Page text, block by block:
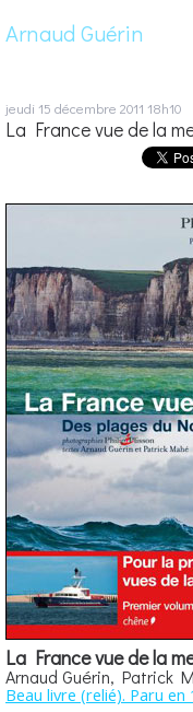
Arnaud Guérin
jeudi 15 décembre 2011 18h10
La France vue de la
La France vue de la
Arnaud Guérin, Patrick
Beau livre (relié). Paru en